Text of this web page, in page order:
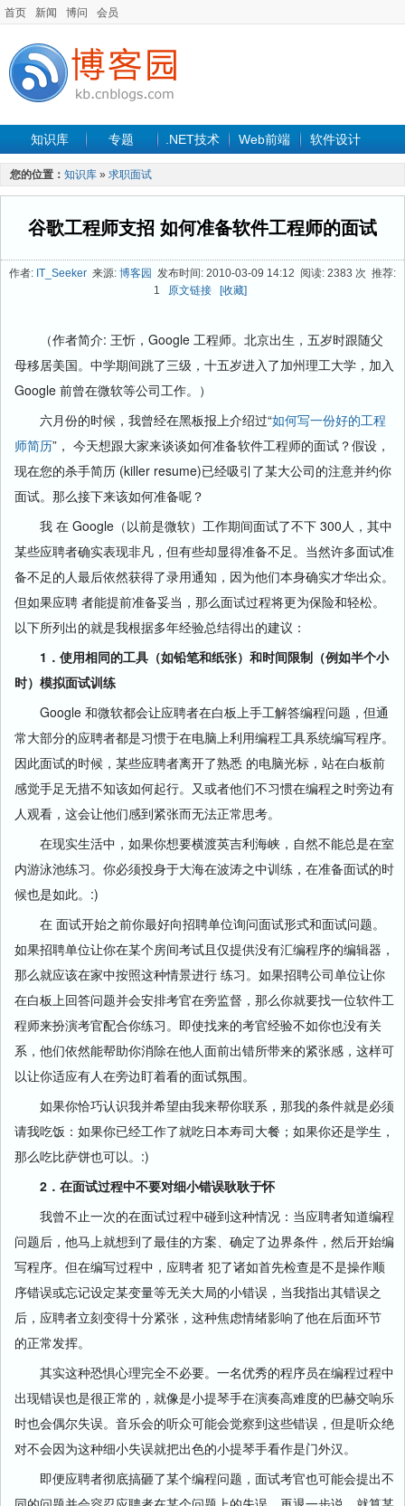
首页 新闻 博问 会员
知识库 专题 .NET技术 Web前端 软件设计
手机开发 软件工程
最新文章
您的位置： 知识库 » 求职面试
谷歌工程师支招 如何准备软件工程师的面试
作者: IT_Seeker 来源: 博客园 发布时间: 2010-03-09 14:12 阅读: 2383 次 推荐:
1
原文链接 [收藏]
（作者简介: 王忻，Google 工程师。北京出生，五岁时跟随父
母移居美国。中学期间跳了三级，十五岁进入了加州理工大学，加入
Google 前曾在微软等公司工作。）
六月份的时候，我曾经在黑板报上介绍过“如何写一份好的工程
师简历”， 今天想跟大家来谈谈如何准备软件工程师的面试？假设，
现在您的杀手简历 (killer resume)已经吸引了某大公司的注意并约你
面试。那么接下来该如何准备呢？
我 在 Google（以前是微软）工作期间面试了不下 300人，其中
某些应聘者确实表现非凡，但有些却显得准备不足。当然许多面试准
备不足的人最后依然获得了录用通知，因为他们本身确实才华出众。
但如果应聘 者能提前准备妥当，那么面试过程将更为保险和轻松。
以下所列出的就是我根据多年经验总结得出的建议：
1．使用相同的工具（如铅笔和纸张）和时间限制（例如半个小
时）模拟面试训练
Google 和微软都会让应聘者在白板上手工解答编程问题，但通
常大部分的应聘者都是习惯于在电脑上利用编程工具系统编写程序。
因此面试的时候，某些应聘者离开了熟悉 的电脑光标，站在白板前
感觉手足无措不知该如何起行。又或者他们不习惯在编程之时旁边有
人观看，这会让他们感到紧张而无法正常思考。
在现实生活中，如果你想要横渡英吉利海峡，自然不能总是在室
内游泳池练习。你必须投身于大海在波涛之中训练，在准备面试的时
候也是如此。:)
在 面试开始之前你最好向招聘单位询问面试形式和面试问题。
如果招聘单位让你在某个房间考试且仅提供没有汇编程序的编辑器，
那么就应该在家中按照这种情景进行 练习。如果招聘公司单位让你
在白板上回答问题并会安排考官在旁监督，那么你就要找一位软件工
程师来扮演考官配合你练习。即使找来的考官经验不如你也没有关
系，他们依然能帮助你消除在他人面前出错所带来的紧张感，这样可
以让你适应有人在旁边盯着看的面试氛围。
如果你恰巧认识我并希望由我来帮你联系，那我的条件就是必须
请我吃饭：如果你已经工作了就吃日本寿司大餐；如果你还是学生，
那么吃比萨饼也可以。:)
2．在面试过程中不要对细小错误耿耿于怀
我曾不止一次的在面试过程中碰到这种情况：当应聘者知道编程
问题后，他马上就想到了最佳的方案、确定了边界条件，然后开始编
写程序。但在编写过程中，应聘者 犯了诸如首先检查是不是操作顺
序错误或忘记设定某变量等无关大局的小错误，当我指出其错误之
后，应聘者立刻变得十分紧张，这种焦虑情绪影响了他在后面环节
的正常发挥。
其实这种恐惧心理完全不必要。一名优秀的程序员在编程过程中
出现错误也是很正常的，就像是小提琴手在演奏高难度的巴赫交响乐
时也会偶尔失误。音乐会的听众可能会觉察到这些错误，但是听众绝
对不会因为这种细小失误就把出色的小提琴手看作是门外汉。
即便应聘者彻底搞砸了某个编程问题，面试考官也可能会提出不